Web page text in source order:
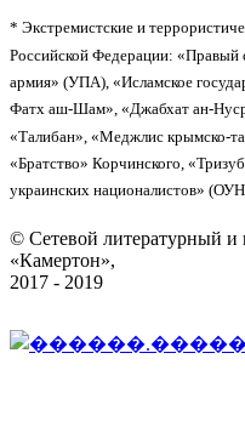
* Экстремистские и
Российской Федерации: «Правый
армия» (УПА), «Исламское
Фатх аш-Шам», «Джабхат ан-
«Талибан», «Меджлис крымско-
«Братство» Корчинского,
украинских националистов»
© Сетевой литературный и
«Камертон»,
2017 - 2019